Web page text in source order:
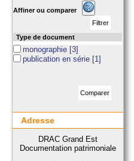
Affiner ou comparer
Type de document
monographie [3]
publication en série [1]
Adresse
DRAC Grand Est
Documentation patrimoniale